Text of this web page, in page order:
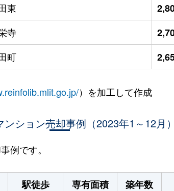
東
寺
町
）を加工して作成
ション売却事例（2023年1～12月）
例です。
駅徒歩 専有面積 築年数